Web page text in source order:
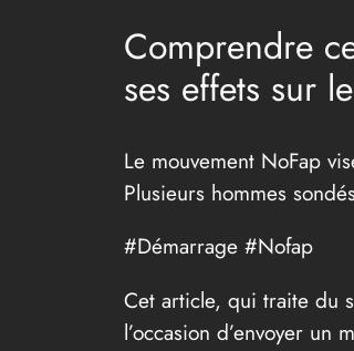
Comprendre
ses effets sur
Le mouvement NoFap
Plusieurs hommes
#Démarrage #Nofap
Cet article, qui traite du
l’occasion d’envoyer